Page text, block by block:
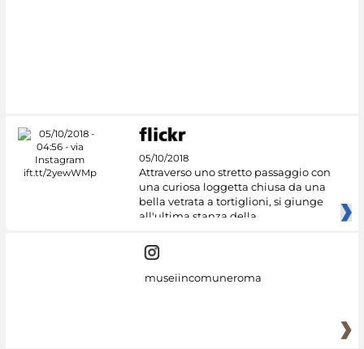
05/10/2018
Attraverso uno stretto passaggio con
una curiosa loggetta chiusa da una
bella vetrata a tortiglioni, si giunge
all'ultima stanza della
museiincomuneroma